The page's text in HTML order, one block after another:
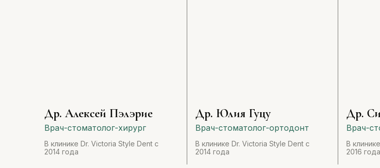
Др. Алексей Пэлэрие
Врач-стоматолог-хирург
В клинике Dr. Victoria Style Dent с
2014 года
Др. Юлия Гуцу
Врач-стоматолог-ортодонт
В клинике Dr. Victoria Style Dent с
2014 года
Др.
Врач-
В
2016 года